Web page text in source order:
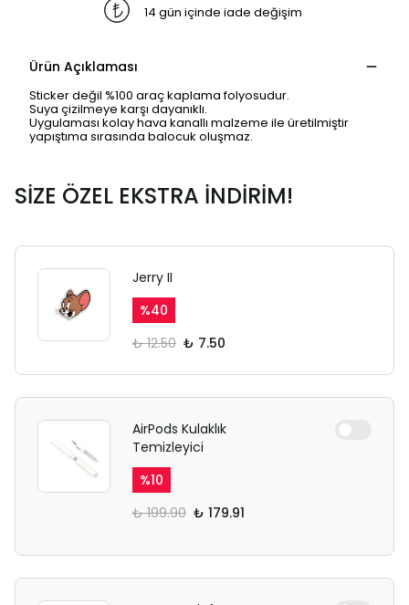
14 gün içinde iade değişim
Ürün Açıklaması
Sticker değil %100 araç kaplama folyosudur.
Suya çizilmeye karşı dayanıklı.
Uygulaması kolay hava kanallı malzeme ile üretilmiştir
yapıştıma sırasında balocuk oluşmaz.
SİZE ÖZEL EKSTRA İNDİRİM!
Jerry II
%40
₺ 12.50 ₺ 7.50
AirPods Kulaklık
Temizleyici
%10
₺ 199.90 ₺ 179.91